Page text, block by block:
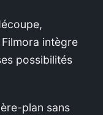
intègre
possibilités
plan sans